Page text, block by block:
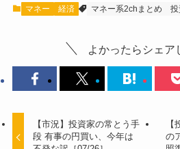
マネー 経済 マネー系2chまとめ
よかったらシェア
【市況】投資家の常とう手
段 有事の円買い、今年は
の